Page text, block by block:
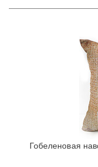
Гобеленовая